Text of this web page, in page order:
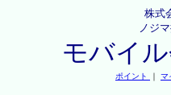
株式
ノジ
モバイ
ポイント ｜ マ